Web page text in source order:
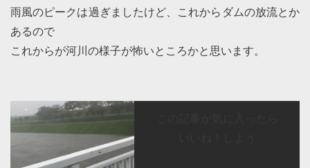
雨風のピークは過ぎましたけど、これからダムの放流とか
あるので
これからが河川の様子が怖いところかと思います。